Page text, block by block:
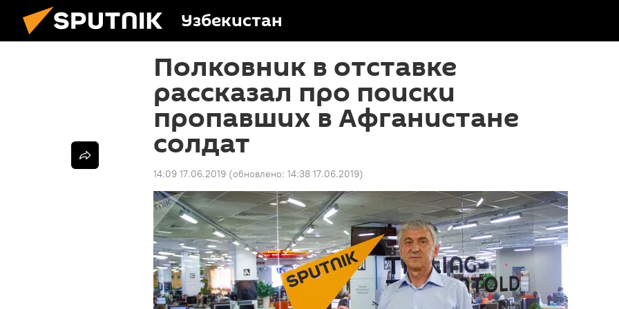
Узбекистан
Полковник в отставке
рассказал про поиски
пропавших в Афганистане
солдат
14:09 17.06.2019 (обновлено: 14:38 17.06.2019)